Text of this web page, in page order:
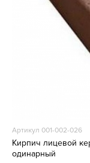
Артикул 001-002-026
Кирпич лицевой
одинарный